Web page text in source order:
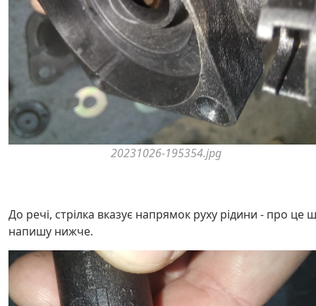
20231026-195354.jpg
До речі, стрілка вказує напрямок руху рідини - про це
напишу нижче.